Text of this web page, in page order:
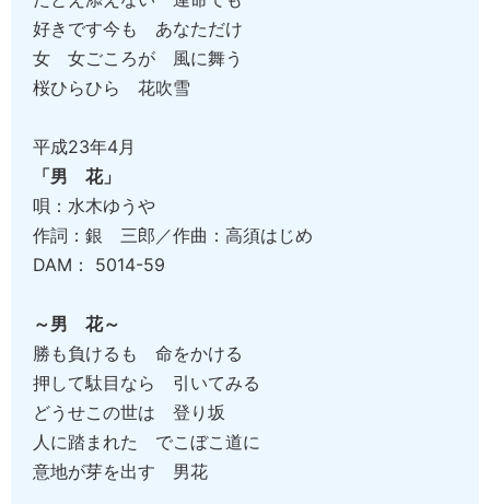
好きです今も あなただけ
女 女ごころが 風に舞う
桜ひらひら 花吹雪
平成23年4月
「男 花」
唄：水木ゆうや
作詞：銀 三郎／作曲：高須はじめ
DAM： 5014-59
～男 花～
勝も負けるも 命をかける
押して駄目なら 引いてみる
どうせこの世は 登り坂
人に踏まれた でこぼこ道に
意地が芽を出す 男花